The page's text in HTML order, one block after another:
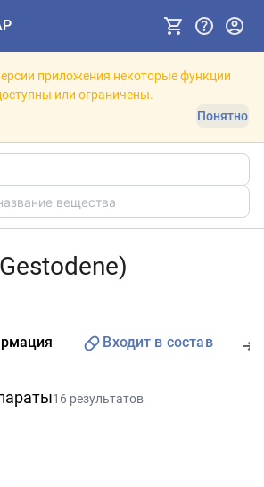
приложения некоторые функции
или ограничены.
Понятно
Входит в состав
16 результатов